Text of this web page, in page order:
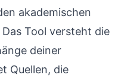
akademischen
Tool versteht die
deiner
Quellen, die